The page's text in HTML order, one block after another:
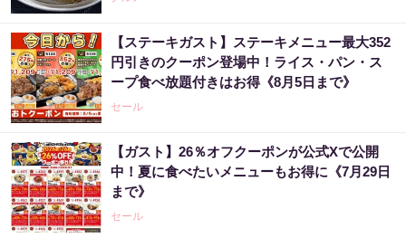
【ステーキガスト】ステーキメニュー最大352
円引きのクーポン登場中！ライス・パン・ス
ープ食べ放題付きはお得《8月5日まで》
セール
【ガスト】26％オフクーポンが公式Xで公開
中！夏に食べたいメニューもお得に《7月29日
まで》
セール